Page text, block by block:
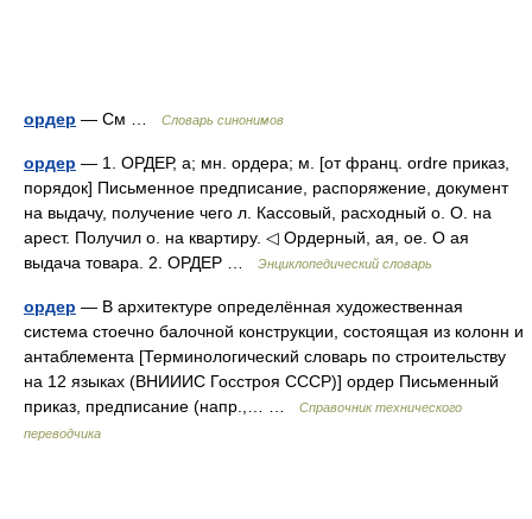
ордер — См … Словарь синонимов
ордер — 1. ОРДЕР, а; мн. ордера; м. [от франц. ordre приказ,
порядок] Письменное предписание, распоряжение, документ
на выдачу, получение чего л. Кассовый, расходный о. О. на
арест. Получил о. на квартиру. ◁ Ордерный, ая, ое. О ая
выдача товара. 2. ОРДЕР …
Энциклопедический словарь
ордер — В архитектуре определённая художественная
система стоечно балочной конструкции, состоящая из колонн и
антаблемента [Терминологический словарь по строительству
на 12 языках (ВНИИИС Госстроя СССР)] ордер Письменный
приказ, предписание (напр.,… …
Справочник технического
переводчика